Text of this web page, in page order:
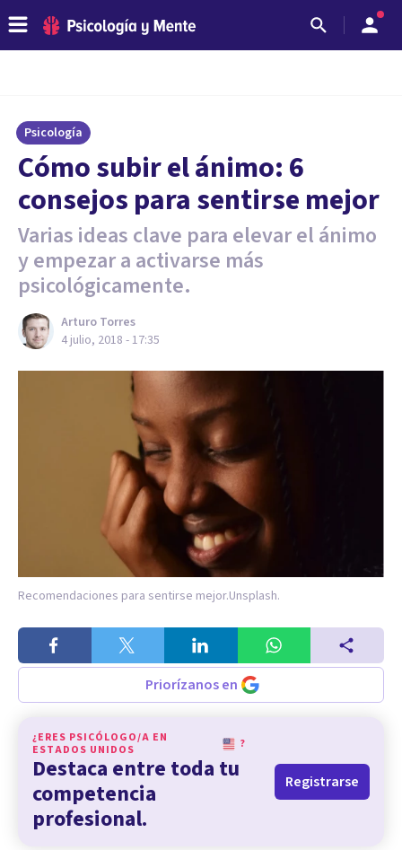
Psicología
Cómo subir el ánimo: 6
consejos para sentirse mejor
Varias ideas clave para elevar el ánimo
y empezar a activarse más
psicológicamente.
Arturo Torres
4 julio, 2018 - 17:35
Recomendaciones para sentirse mejor.Unsplash.
Priorízanos en
¿ERES PSICÓLOGO/A EN
ESTADOS UNIDOS
?
Destaca entre toda tu
competencia
profesional.
Registrarse